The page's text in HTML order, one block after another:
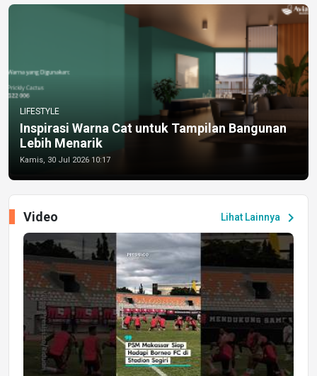
LIFESTYLE
Inspirasi Warna Cat untuk Tampilan Bangunan
Lebih Menarik
Kamis, 30 Jul 2026 10:17
Lihat Lainnya chevron_right
Video